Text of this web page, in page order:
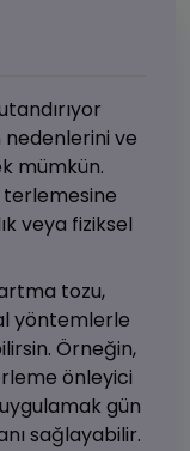
ve
mümkün.
terlemesine
veya fiziksel
tozu,
yöntemlerle
Örneğin,
önleyici
gün
sağlayabilir.